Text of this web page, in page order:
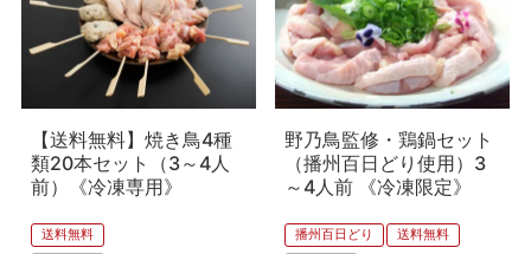
【送料無料】焼き鳥4種
類20本セット（3～4人
前）《冷凍専用》
送料無料
野乃鳥監修・鶏鍋セット
（播州百日どり使用）3
～4人前 《冷凍限定》
播州百日どり
送料無料